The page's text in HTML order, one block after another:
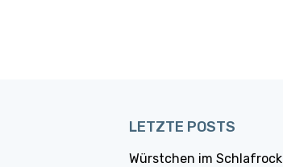
LETZTE POSTS
Würstchen im Schlafrock